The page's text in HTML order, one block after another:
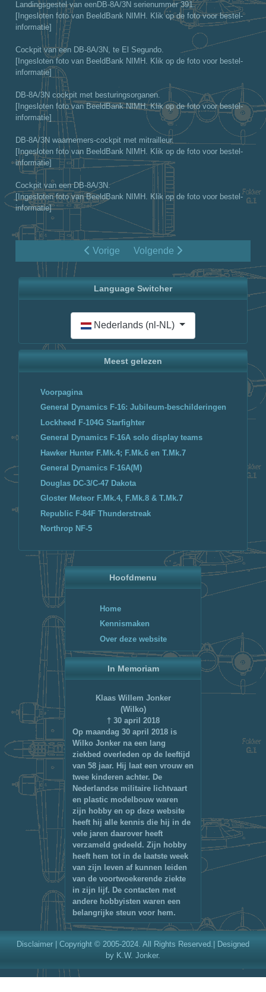
Hoofdmenu
Home
Kennismaken
Over deze website
In Memoriam
Klaas Willem Jonker
(Wilko)
† 30 april 2018
Op maandag 30 april 2018 is
Wilko Jonker na een lang
ziekbed overleden op de leeftijd
van 58 jaar. Hij laat een vrouw en
twee kinderen achter. De
Nederlandse militaire lichtvaart
en plastic modelbouw waren
zijn hobby en op deze website
heeft hij alle kennis die hij in de
vele jaren daarover heeft
verzameld gedeeld. Zijn hobby
heeft hem tot in de laatste week
van zijn leven af kunnen leiden
van de voortwoekerende ziekte
in zijn lijf. De contacten met
andere hobbyisten waren een
belangrijke steun voor hem.
Landingsgestel van eenDB-8A/3N serienummer 391.
[Ingesloten foto van BeeldBank NIMH. Klik op de foto voor bestel-
informatie]
Cockpit van een DB-8A/3N, te El Segundo.
[Ingesloten foto van BeeldBank NIMH. Klik op de foto voor bestel-
informatie]
DB-8A/3N cockpit met besturingsorganen.
[Ingesloten foto van BeeldBank NIMH. Klik op de foto voor bestel-
informatie]
DB-8A/3N waarnemers-cockpit met mitrailleur.
[Ingesloten foto van BeeldBank NIMH. Klik op de foto voor bestel-
informatie]
Cockpit van een DB-8A/3N.
[Ingesloten foto van BeeldBank NIMH. Klik op de foto voor bestel-
informatie]
Vorige Volgende
Language Switcher
Selecteer de taal
Nederlands (nl-NL)
Meest gelezen
Voorpagina
General Dynamics F-16: Jubileum-beschilderingen
Lockheed F-104G Starfighter
General Dynamics F-16A solo display teams
Hawker Hunter F.Mk.4; F.Mk.6 en T.Mk.7
General Dynamics F-16A(M)
Douglas DC-3/C-47 Dakota
Gloster Meteor F.Mk.4, F.Mk.8 & T.Mk.7
Republic F-84F Thunderstreak
Northrop NF-5
Disclaimer | Copyright © 2005-2024. All Rights Reserved.| Designed
by K.W. Jonker.